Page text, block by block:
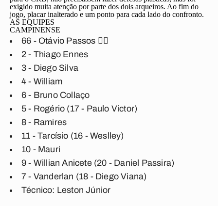
exigido muita atenção por parte dos dois arqueiros. Ao fim do
jogo, placar inalterado e um ponto para cada lado do confronto.
AS EQUIPES
CAMPINENSE
66 - Otávio Passos 🖐🏼
2 - Thiago Ennes
3 - Diego Silva
4 - William
6 - Bruno Collaço
5 - Rogério (17 - Paulo Victor)
8 - Ramires
11 - Tarcísio (16 - Weslley)
10 - Mauri
9 - Willian Anicete (20 - Daniel Passira)
7 - Vanderlan (18 - Diego Viana)
Técnico: Leston Júnior